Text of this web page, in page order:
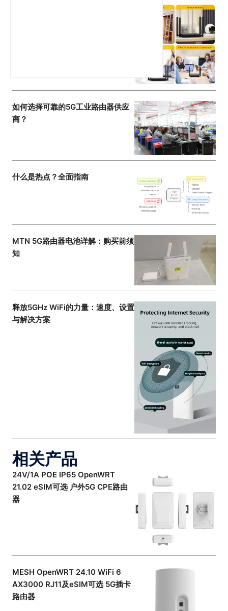
如何选择可靠的5G工业路由器供应
商？
什么是热点？全面指南
MTN 5G路由器电池详解：购买前须
知
释放5GHz WiFi的力量：速度、设置
与解决方案
相关产品
24V/1A POE IP65 OpenWRT
21.02 eSIM可选 户外5G CPE路由
器
MESH OpenWRT 24.10 WiFi 6
AX3000 RJ11及eSIM可选 5G插卡
路由器